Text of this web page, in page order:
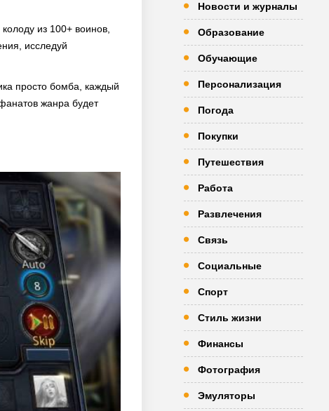
из 100+ воинов,
исследуй
просто бомба, каждый
жанра будет
Новости и журналы
Образование
Обучающие
Персонализация
Погода
Покупки
Путешествия
Работа
Развлечения
Связь
Социальные
Спорт
Стиль жизни
Финансы
Фотография
Эмуляторы